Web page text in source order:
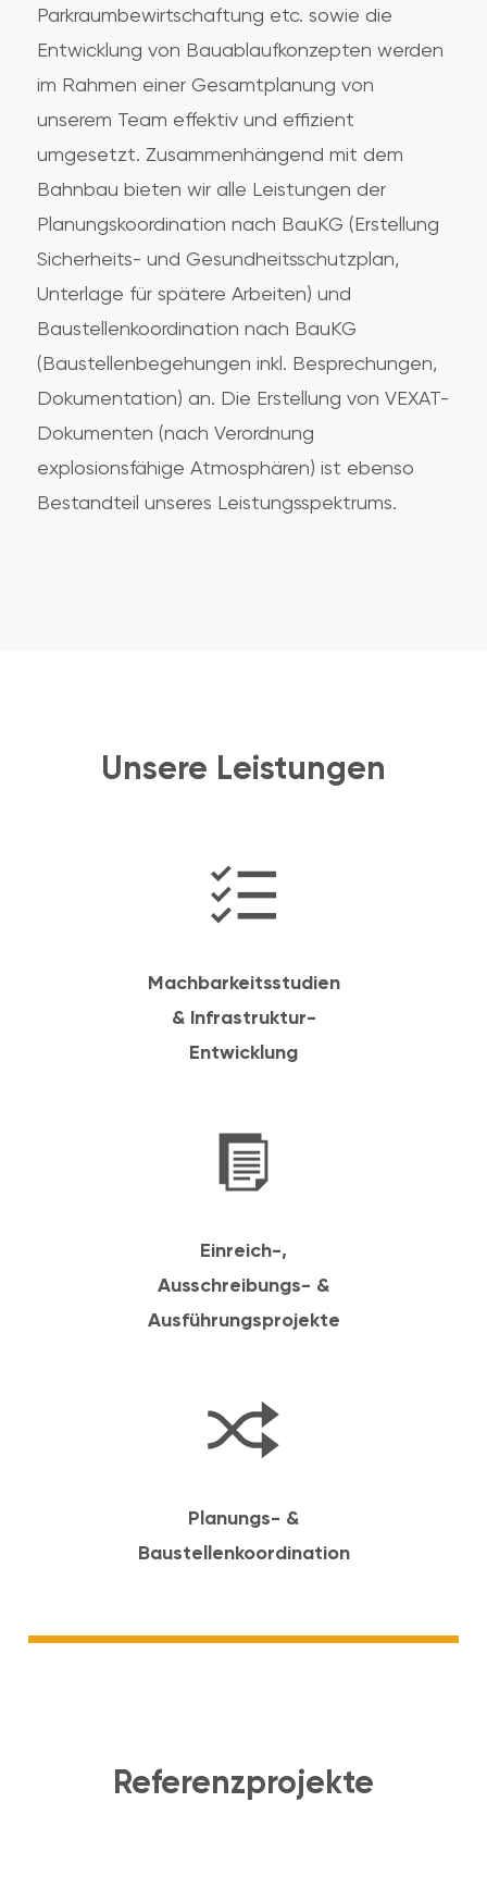
Parkraumbewirtschaftung etc. sowie die
Entwicklung von Bauablaufkonzepten werden
im Rahmen einer Gesamtplanung von
unserem Team effektiv und effizient
umgesetzt. Zusammenhängend mit dem
Bahnbau bieten wir alle Leistungen der
Planungskoordination nach BauKG (Erstellung
Sicherheits- und Gesundheitsschutzplan,
Unterlage für spätere Arbeiten) und
Baustellenkoordination nach BauKG
(Baustellenbegehungen inkl. Besprechungen,
Dokumentation) an. Die Erstellung von VEXAT-
Dokumenten (nach Verordnung
explosionsfähige Atmosphären) ist ebenso
Bestandteil unseres Leistungsspektrums.
Unsere Leistungen
Machbarkeitsstudien
& Infrastruktur-
Entwicklung
Einreich-,
Ausschreibungs- &
Ausführungsprojekte
Planungs- &
Baustellenkoordination
Referenzprojekte